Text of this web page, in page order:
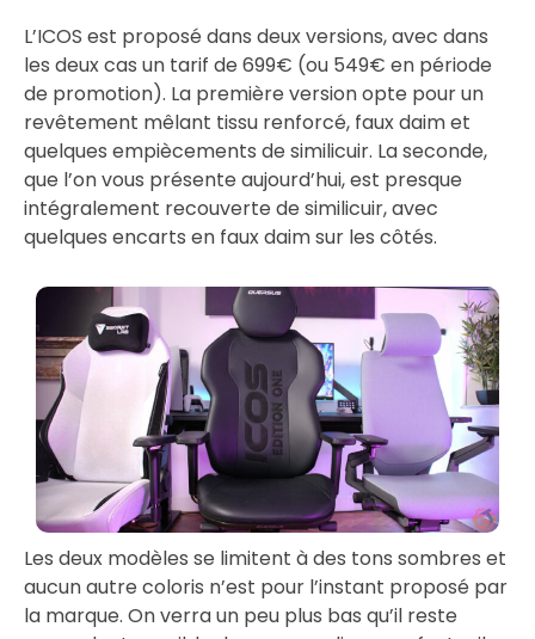
L’ICOS est proposé dans deux versions, avec dans
les deux cas un tarif de 699€ (ou 549€ en période
de promotion). La première version opte pour un
revêtement mêlant tissu renforcé, faux daim et
quelques empiècements de similicuir. La seconde,
que l’on vous présente aujourd’hui, est presque
intégralement recouverte de similicuir, avec
quelques encarts en faux daim sur les côtés.
Les deux modèles se limitent à des tons sombres et
aucun autre coloris n’est pour l’instant proposé par
la marque. On verra un peu plus bas qu’il reste